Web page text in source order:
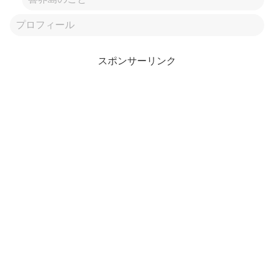
プロフィール
スポンサーリンク